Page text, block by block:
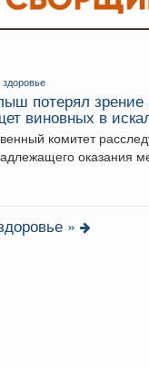
потерял зрение
виновных в
комитет
оказания
»